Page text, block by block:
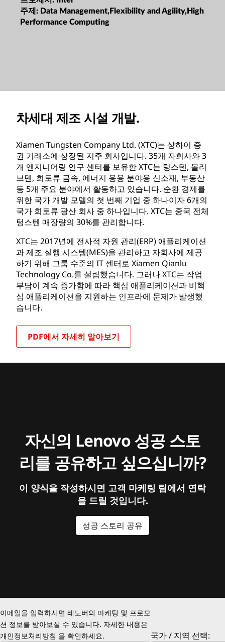
주제: Data Management,Flexibility and Agility,High
Performance Computing
차세대 제조 시설 개발.
Xiamen Tungsten Company Ltd. (XTC)는 상하이 증
권 거래소에 상장된 지주 회사입니다. 35개 자회사와 3
개 엔지니어링 연구 센터를 보유한 XTC는 텅스텐, 몰리
브덴, 희토류 금속, 에너지 응용 분야용 신소재, 부동산
등 5개 주요 분야에서 활동하고 있습니다. 순환 경제를
위한 국가 개발 모델의 첫 번째 기업 중 하나이자 6개의
국가 희토류 광산 회사 중 하나입니다. XTC는 중국 전체
텅스텐 매장량의 30%를 관리합니다.
XTC는 2017년에 전사적 자원 관리(ERP) 애플리케이션
과 제조 실행 시스템(MES)을 관리하고 자회사에 제공
하기 위해 그룹 수준의 IT 센터로 Xiamen Qianlu
Technology Co.를 설립했습니다. 그러나 XTC는 작업
부담이 계속 증가함에 따라 핵심 애플리케이션과 비핵
심 애플리케이션을 지원하는 인프라에 문제가 발생했
습니다.
PDF에서 자세히 알아보기
자신의 Lenovo 성공 스토
리를 공유하고 싶으십니까?
이 양식을 작성하시면 고객 마케팅 팀에서 연락
을 드릴 것입니다.
성공 스토리 공유
이메일을 입력하시면 레노버의 마케팅 및 프로모
션 정보를 받아보실 수 있습니다. 자세한 내용은
개인정보처리방침 을 확인하세요. 국가 / 지역 선택: